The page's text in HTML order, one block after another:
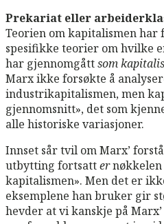
Prekariat eller
Teorien om kapitalismen
spesifikke teorier om hvilke
har gjennomgåttsom
Marx ikke forsøkte å
industrikapitalismen, men
gjennomsnitt», det som
alle historiske variasjoner.
Innset sår tvil om Marx’
utbytting fortsatternøkkelen
kapitalismen». Men det er
eksemplene han bruker gir
hevder at vi kanskje på